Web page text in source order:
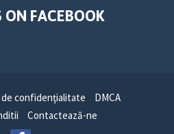
ON FACEBOOK
de confidenţialitate
DMCA
Contactează-ne